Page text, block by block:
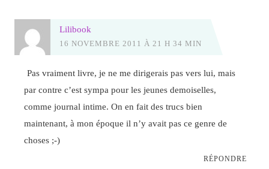
Lilibook
16 NOVEMBRE 2011 À 21 H 34 MIN
Pas vraiment livre, je ne me dirigerais pas vers lui, mais
par contre c’est sympa pour les jeunes demoiselles,
comme journal intime. On en fait des trucs bien
maintenant, à mon époque il n’y avait pas ce genre de
choses ;-)
RÉPONDRE